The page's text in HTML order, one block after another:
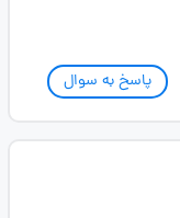
پاسخ به سوال